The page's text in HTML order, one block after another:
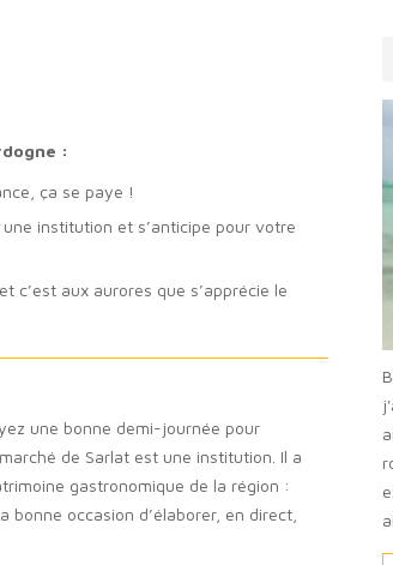
:
ça se paye !
institution et s’anticipe pour votre
c’est aux aurores que s’apprécie le
une bonne demi-journée pour
de Sarlat est une institution. Il a
gastronomique de la région :
occasion d’élaborer, en direct,